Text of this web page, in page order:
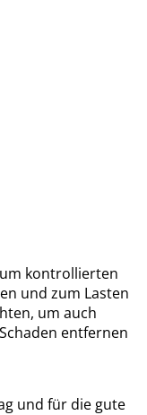
kontrollierten
und zum Lasten
um auch
entfernen
und für die gute